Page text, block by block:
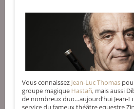
Vous connaissez Jean-Luc Thomas
groupe magique Hastañ, mais aussi
de nombreux duo…aujourd’hui Jean-